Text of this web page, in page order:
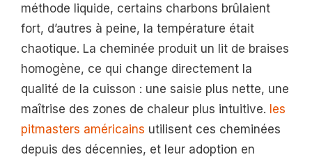
méthode liquide, certains charbons brûlaient
fort, d’autres à peine, la température était
chaotique. La cheminée produit un lit de braises
homogène, ce qui change directement la
qualité de la cuisson : une saisie plus nette, une
maîtrise des zones de chaleur plus intuitive. les
pitmasters américains utilisent ces cheminées
depuis des décennies, et leur adoption en